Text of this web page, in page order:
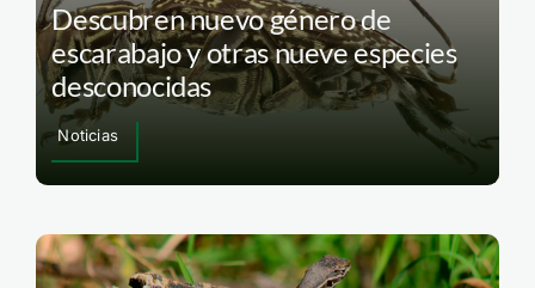
Descubren nuevo género de
escarabajo y otras nueve especies
desconocidas
Noticias